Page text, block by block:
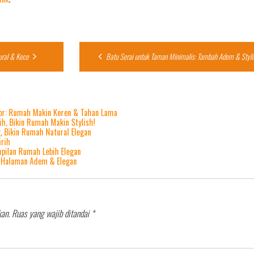
& Kece Batu Serai untuk Taman Minimalis: Tambah Adem &
Rumah Makin Keren & Tahan Lama
Bikin Rumah Makin Stylish!
Rumah Natural Elegan
Rumah Lebih Elegan
Adem & Elegan
Ruas yang wajib ditandai*